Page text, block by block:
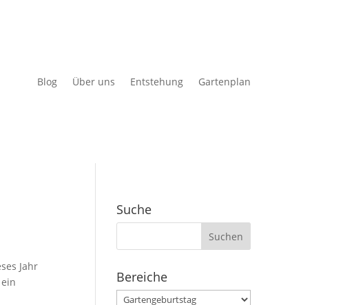
Blog Über uns Entstehung Gartenplan
Jahr
Suche
Suchen
Bereiche
Bereiche